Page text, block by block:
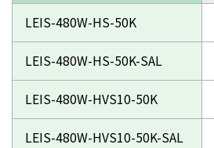
LEIS-480W-HS-50K
LEIS-480W-HS-50K-SAL
LEIS-480W-HVS10-50K
LEIS-480W-HVS10-50K-SAL